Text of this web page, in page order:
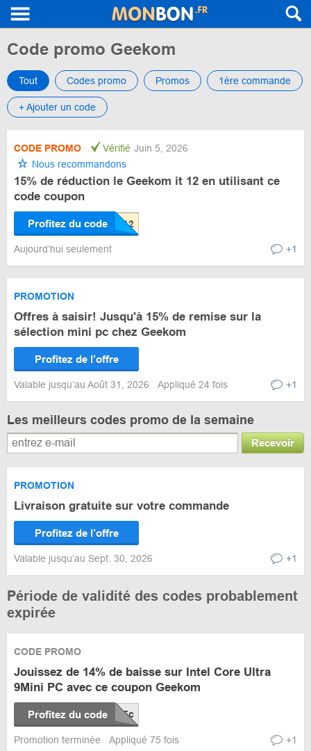
Code promo Geekom
Tout Codes promo Promos 1ère commande
+ Ajouter un code
CODE PROMO Vérifié Juin 5, 2026
Nous recommandons
15% de réduction le Geekom it 12 en utilisant ce
code coupon
Profitez du code
Aujourd’hui seulement +1
PROMOTION
Offres à saisir! Jusqu'à 15% de remise sur la
sélection mini pc chez Geekom
Profitez de l’offre
Valable jusqu’au Août 31, 2026 Appliqué 24 fois +1
Les meilleurs codes promo de la semaine
Recevoir
PROMOTION
Livraison gratuite sur votre commande
Profitez de l’offre
Valable jusqu’au Sept. 30, 2026 +1
Période de validité des codes probablement
expirée
CODE PROMO
Jouissez de 14% de baisse sur Intel Core Ultra
9Mini PC avec ce coupon Geekom
Profitez du code
Promotion terminée Appliqué 75 fois +1